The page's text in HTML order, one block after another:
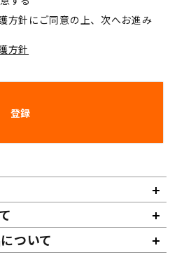
方針にご同意の上、次へお進み
方針
登録
ついて